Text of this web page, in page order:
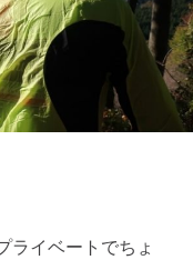
ライベートでちょ